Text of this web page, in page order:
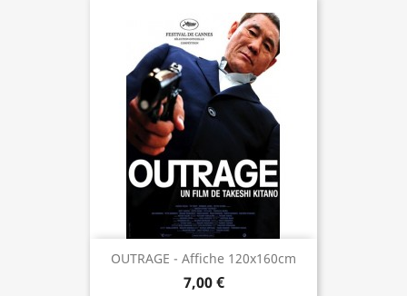
OUTRAGE - Affiche 120x160cm
7,00 €